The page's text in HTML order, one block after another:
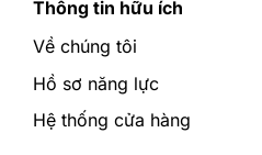
Thông tin hữu ích
Về chúng tôi
Hồ sơ năng lực
Hệ thống cửa hàng